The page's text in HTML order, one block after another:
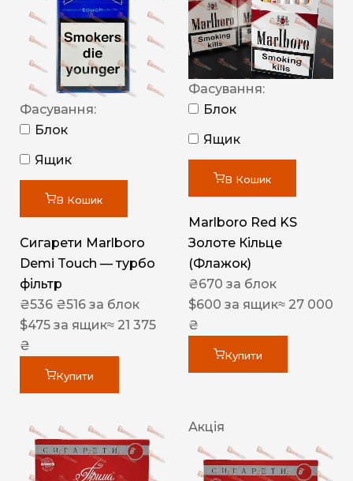
Фасування:
Блок
Ящик
В Кошик
Сигарети Marlboro
Demi Touch — турбо
фільтр
₴536 ₴516 за блок
$475 за ящик≈ 21 375
₴
Купити
Фасування:
Блок
Ящик
В Кошик
Marlboro Red KS
Золоте Кільце
(Флажок)
₴670 за блок
$600 за ящик≈ 27 000
₴
Купити
Акція